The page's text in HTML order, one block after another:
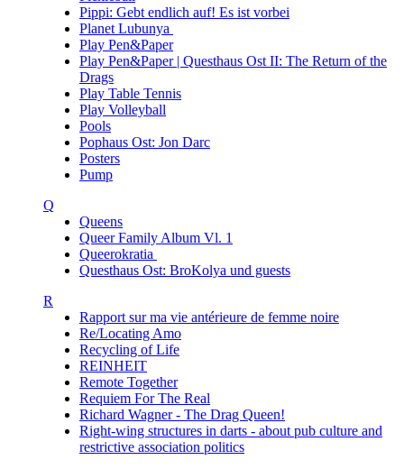
Pippi: Gebt endlich auf! Es ist vorbei
Planet Lubunya
Play Pen&Paper
Play Pen&Paper | Questhaus Ost II: The Return of the
Drags
Play Table Tennis
Play Volleyball
Pools
Pophaus Ost: Jon Darc
Posters
Pump
Q
Queens
Queer Family Album Vl. 1
Queerokratia
Questhaus Ost: BroKolya und guests
R
Rapport sur ma vie antérieure de femme noire
Re/Locating Amo
Recycling of Life
REINHEIT
Remote Together
Requiem For The Real
Richard Wagner - The Drag Queen!
Right-wing structures in darts - about pub culture and
restrictive association politics